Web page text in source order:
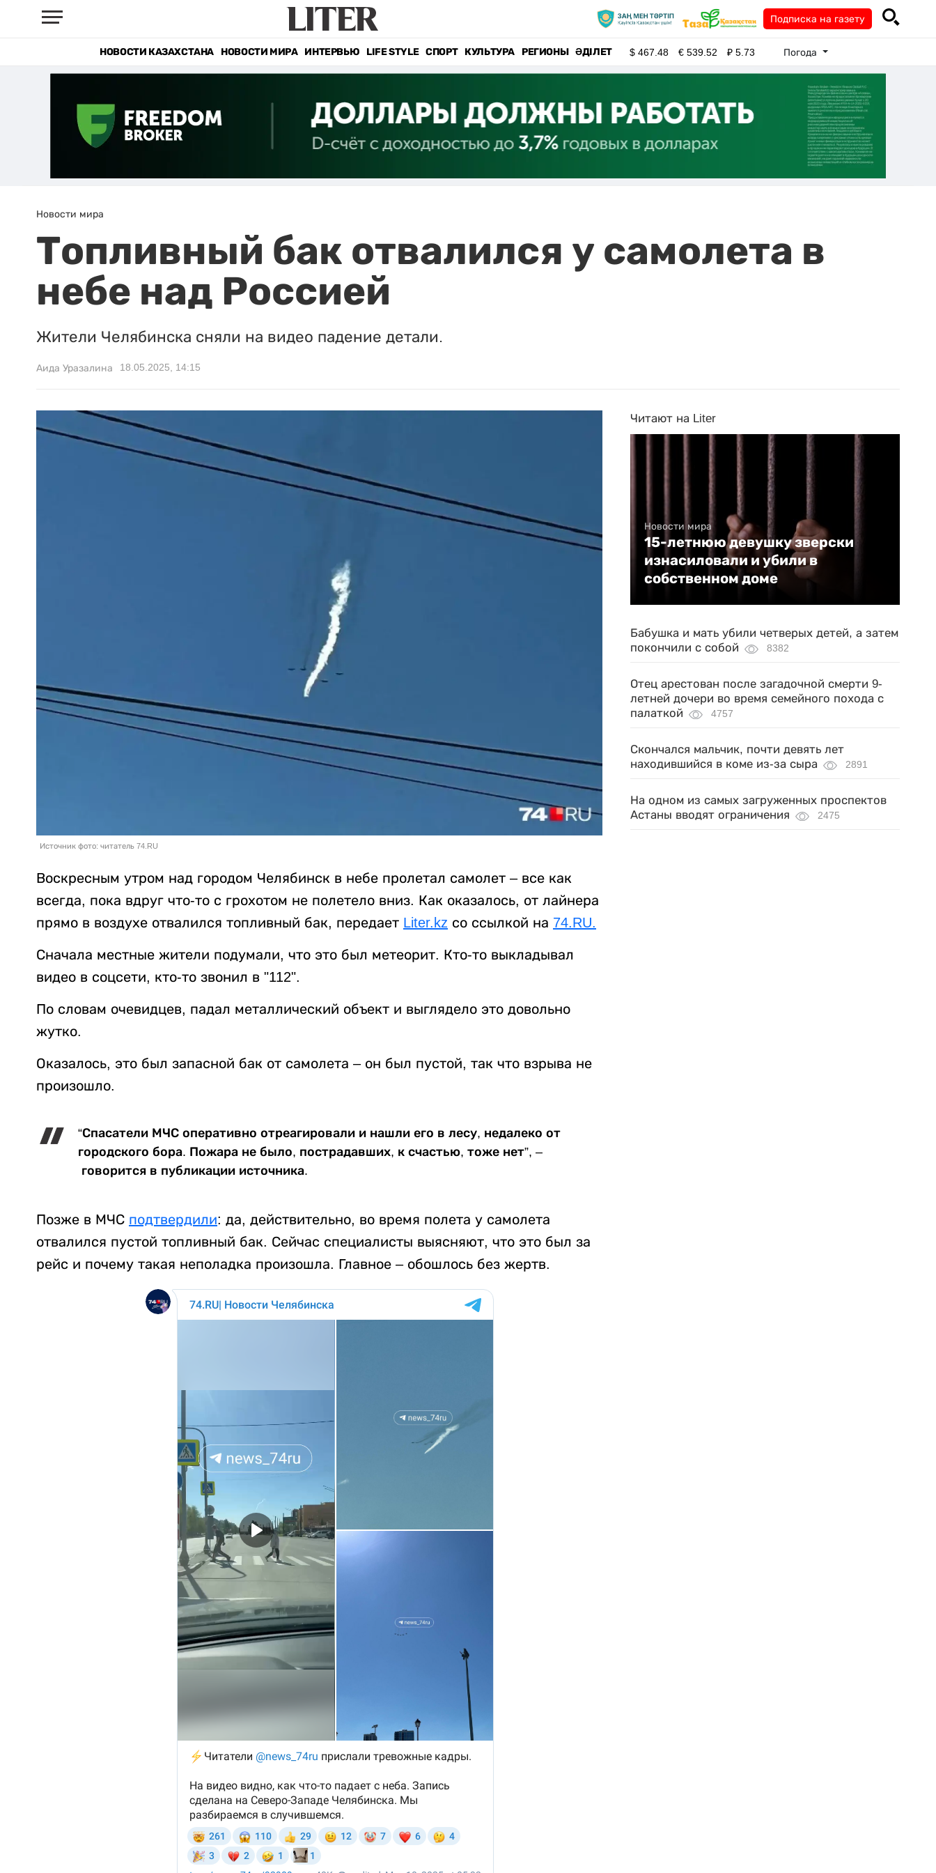
Подписка на газету
НОВОСТИ КАЗАХСТАНА НОВОСТИ МИРА ИНТЕРВЬЮ LIFE STYLE СПОРТ КУЛЬТУРА РЕГИОНЫ ӘДІЛЕТ $467.48 €539.52 ₽5.73 Погода
Новости мира
Топливный бак отвалился у самолета в
небе над Россией
Жители Челябинска сняли на видео падение детали.
Аида Уразалина 18.05.2025, 14:15
Источник фото: читатель 74.RU
Воскресным утром над городом Челябинск в небе пролетал самолет – все как
всегда, пока вдруг что-то с грохотом не полетело вниз. Как оказалось, от лайнера
прямо в воздухе отвалился топливный бак, передает Liter.kz со ссылкой на 74.RU.
Сначала местные жители подумали, что это был метеорит. Кто-то выкладывал
видео в соцсети, кто-то звонил в "112".
По словам очевидцев, падал металлический объект и выглядело это довольно
жутко.
Оказалось, это был запасной бак от самолета – он был пустой, так что взрыва не
произошло.
“Спасатели МЧС оперативно отреагировали и нашли его в лесу, недалеко от
городского бора. Пожара не было, пострадавших, к счастью, тоже нет”, –
говорится в публикации источника.
Позже в МЧС подтвердили: да, действительно, во время полета у самолета
отвалился пустой топливный бак. Сейчас специалисты выясняют, что это был за
рейс и почему такая неполадка произошла. Главное – обошлось без жертв.
Читают на Liter
Новости мира
15-летнюю девушку зверски
изнасиловали и убили в
собственном доме
Бабушка и мать убили четверых детей, а затем
покончили с собой
8382
Отец арестован после загадочной смерти 9-
летней дочери во время семейного похода с
палаткой
4757
Скончался мальчик, почти девять лет
находившийся в коме из-за сыра
2891
На одном из самых загруженных проспектов
Астаны вводят ограничения
2475